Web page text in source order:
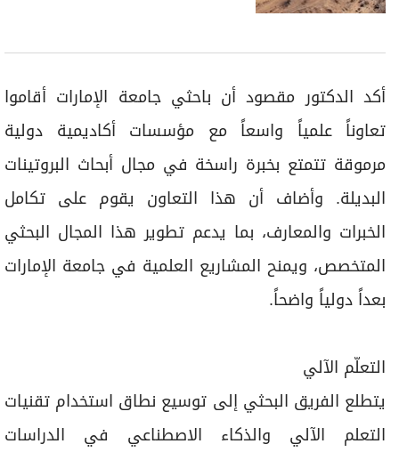
أكد الدكتور مقصود أن باحثي جامعة الإمارات أقاموا
تعاوناً علمياً واسعاً مع مؤسسات أكاديمية دولية
مرموقة تتمتع بخبرة راسخة في مجال أبحاث البروتينات
البديلة. وأضاف أن هذا التعاون يقوم على تكامل
الخبرات والمعارف، بما يدعم تطوير هذا المجال البحثي
المتخصص، ويمنح المشاريع العلمية في جامعة الإمارات
بعداً دولياً واضحاً.
التعلّم الآلي
يتطلع الفريق البحثي إلى توسيع نطاق استخدام تقنيات
التعلم الآلي والذكاء الاصطناعي في الدراسات